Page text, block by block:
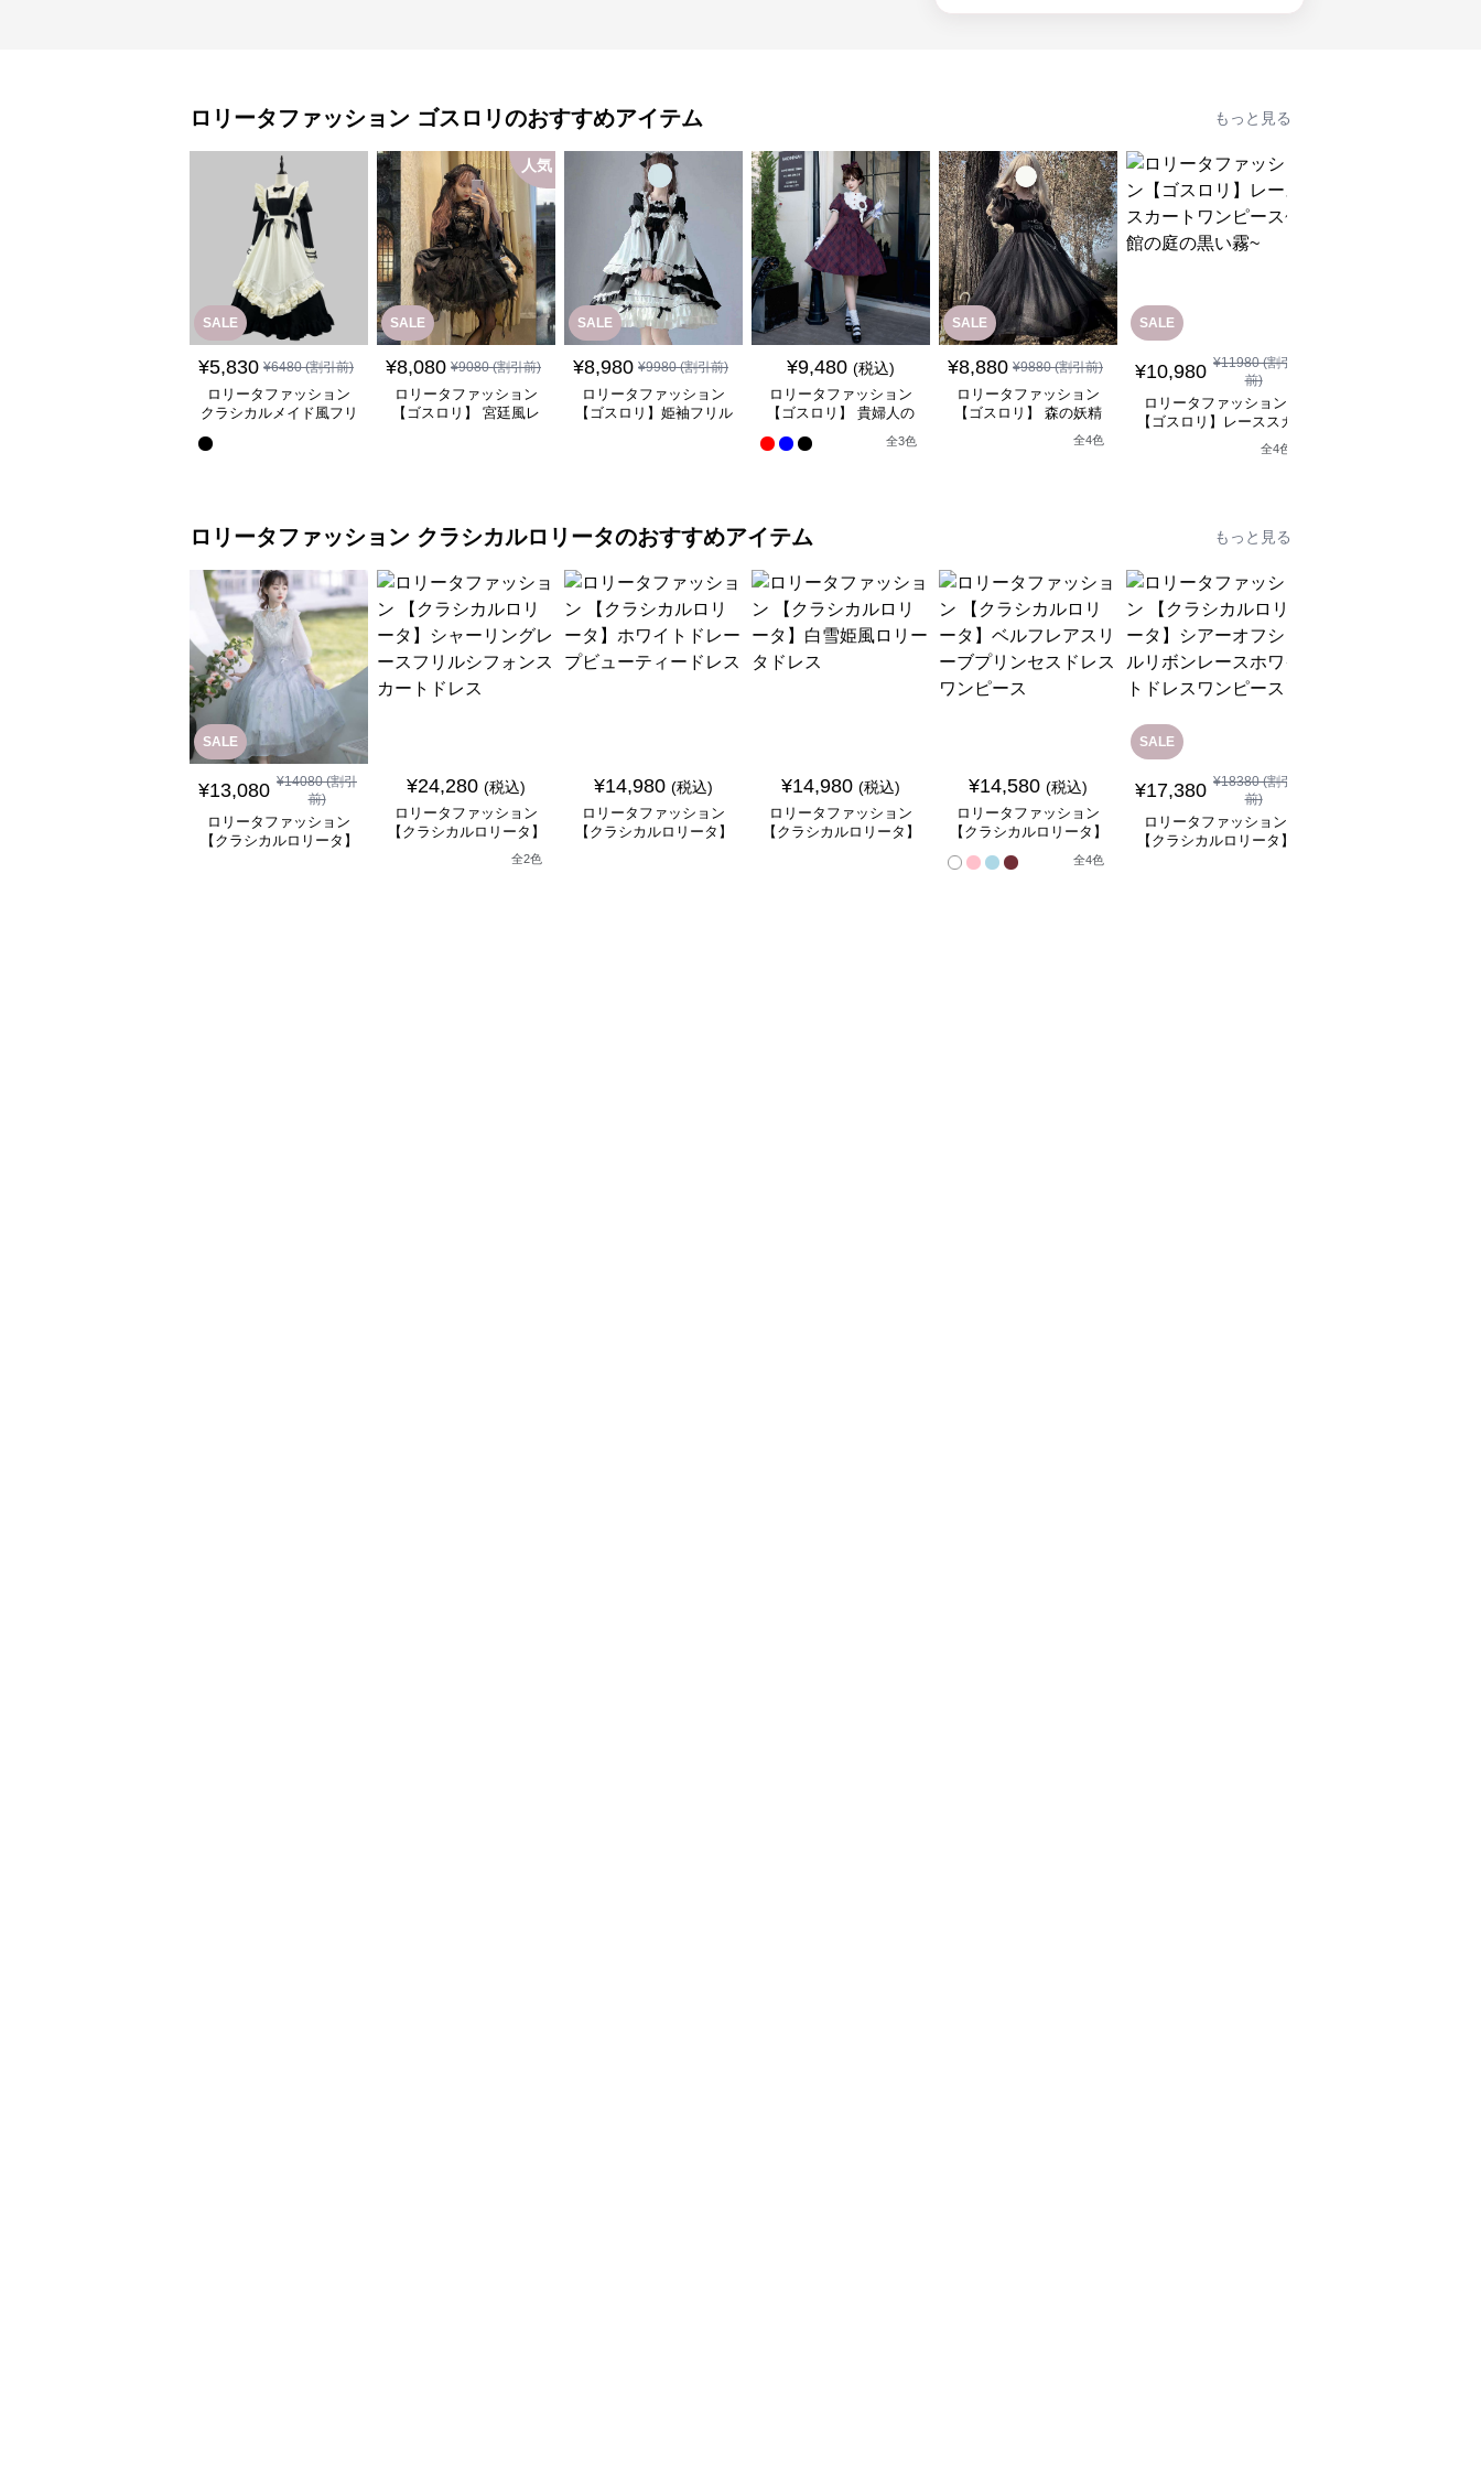
ロリータファッション ゴスロリのおすすめアイテム もっと見る
SALE
¥5,830 ¥6480(割引前)
ロリータファッション
クラシカルメイド風フリ
SALE
人気
¥8,080 ¥9080(割引前)
ロリータファッション
【ゴスロリ】 宮廷風レ
SALE
¥8,980 ¥9980(割引前)
ロリータファッション
【ゴスロリ】姫袖フリル
¥9,480 (税込)
ロリータファッション
【ゴスロリ】 貴婦人の
優雅なティータイムドレ
全3色
SALE
¥8,880 ¥9880(割引前)
ロリータファッション
【ゴスロリ】 森の妖精
風ゴシックロリータワン
全4色
SALE
¥10,980 ¥11980(割引
前)
ロリータファッション
【ゴスロリ】レーススカ
ートワンピース~館の庭
全4色
ロリータファッション クラシカルロリータのおすすめアイテム もっと見る
SALE
¥13,080 ¥14080(割引
前)
ロリータファッション
【クラシカルロリータ】
¥24,280 (税込)
ロリータファッション
【クラシカルロリータ】
シャーリングレースフリ
ルシフォンスカートドレ
全2色
¥14,980 (税込)
ロリータファッション
【クラシカルロリータ】
¥14,980 (税込)
ロリータファッション
【クラシカルロリータ】
¥14,580 (税込)
ロリータファッション
【クラシカルロリータ】
ベルフレアスリーブプリ
ンセスドレスワンピース
全4色
SALE
¥17,380 ¥18380(割引
前)
ロリータファッション
【クラシカルロリータ】